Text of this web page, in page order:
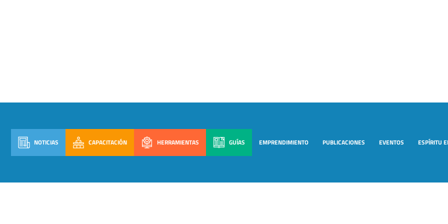
NOTICIAS CAPACITACIÓN HERRAMIENTAS GUÍAS EMPRENDIMIENTO PUBLICACIONES EVENTOS ESPÍRITU